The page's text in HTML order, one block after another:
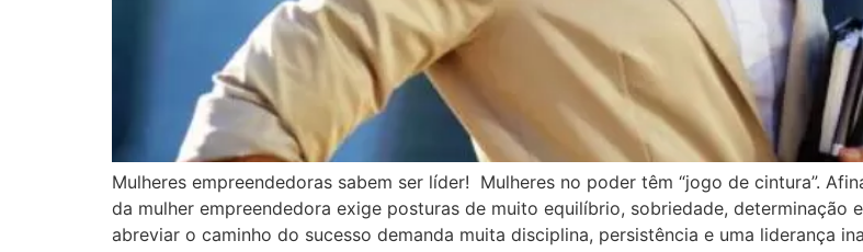
Mulheres empreendedoras sabem ser líder! Mulheres no poder têm “jogo de cintura”.
da mulher empreendedora exige posturas de muito equilíbrio, sobriedade, determinação
abreviar o caminho do sucesso demanda muita disciplina, persistência e uma liderança